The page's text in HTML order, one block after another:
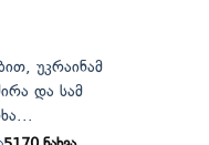
უკრაინამ
და სამ